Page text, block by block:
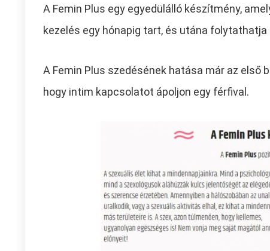
A Femin Plus egy egyedülálló készítmény,
kezelés egy hónapig tart, és utána
A Femin Plus szedésének hatása már az első
hogy intim kapcsolatot ápoljon egy férfival.